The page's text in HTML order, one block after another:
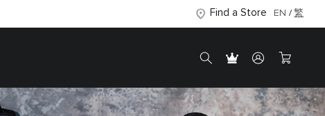
Find a Store EN 繁